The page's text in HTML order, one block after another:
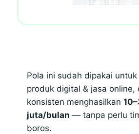
Pola ini sudah dipakai
produk digital & jasa online,
konsisten menghasilkan
juta/bulan — tanpa perlu
boros.